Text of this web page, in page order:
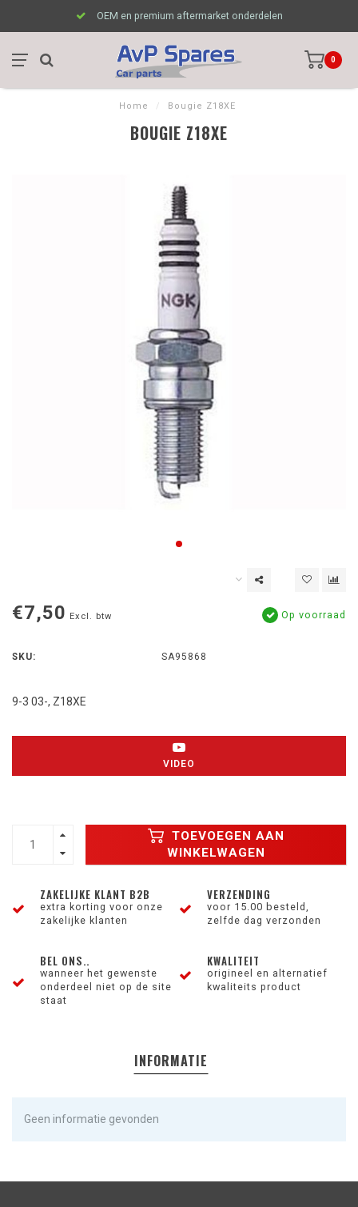
OEM en premium aftermarket onderdelen
0
Home / Bougie Z18XE
BOUGIE Z18XE
€7,50 Excl. btw Op voorraad
SKU: SA95868
9-3 03-, Z18XE
VIDEO
TOEVOEGEN AAN
WINKELWAGEN
ZAKELIJKE KLANT B2B
extra korting voor onze
zakelijke klanten
VERZENDING
voor 15.00 besteld,
zelfde dag verzonden
BEL ONS..
wanneer het gewenste
onderdeel niet op de site
staat
KWALITEIT
origineel en alternatief
kwaliteits product
INFORMATIE
Geen informatie gevonden